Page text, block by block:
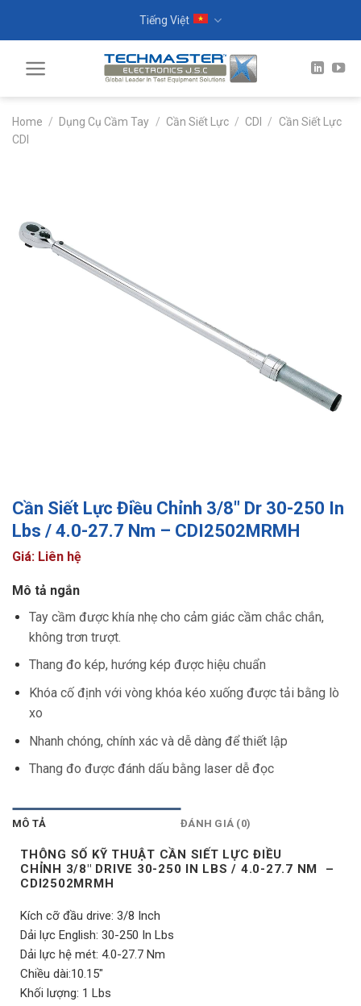
Tiếng Việt
Home / Dụng Cụ Cầm Tay / Cần Siết Lực / CDI /
Cần Siết Lực
CDI
Cần Siết Lực Điều Chỉnh 3/8″ Dr 30-250 In
Lbs / 4.0-27.7 Nm – CDI2502MRMH
Giá: Liên hệ
Mô tả ngắn
Tay cầm được khía nhẹ cho cảm giác cầm chắc chắn,
không trơn trượt.
Thang đo kép, hướng kép được hiệu chuẩn
Khóa cố định với vòng khóa kéo xuống được tải bằng lò
xo
Nhanh chóng, chính xác và dễ dàng để thiết lập
Thang đo được đánh dấu bằng laser dễ đọc
MÔ TẢ ĐÁNH GIÁ (0)
THÔNG SỐ KỸ THUẬT CẦN SIẾT LỰC ĐIỀU
CHỈNH 3/8″ DRIVE 30-250 IN LBS / 4.0-27.7 NM –
CDI2502MRMH
Kích cỡ đầu drive: 3/8 Inch
Dải lực English: 30-250 In Lbs
Dải lực hệ mét: 4.0-27.7 Nm
Chiều dài:10.15″
Khối lượng: 1 Lbs